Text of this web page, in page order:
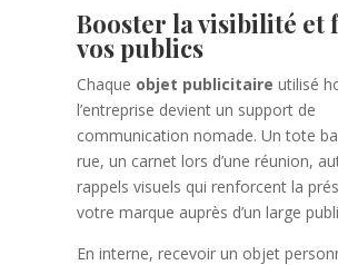
Booster la visibilité et
vos publics
Chaque objet publicitaire utilisé
l’entreprise devient un support de
communication nomade. Un tote
rue, un carnet lors d’une réunion,
rappels visuels qui renforcent la
votre marque auprès d’un large
En interne, recevoir un objet